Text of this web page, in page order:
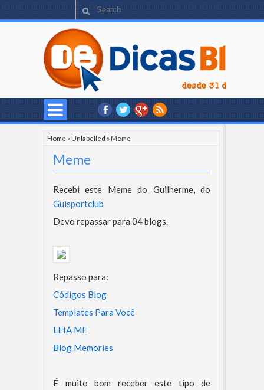
Home »Unlabelled »Meme
Meme
Recebi este Meme do Guilherme, do
Guisportclub
Devo repassar para 04 blogs.
Repasso para:
Códigos Blog
Templates Para Você
LEIA ME
Blog Memories
É muito bom receber este tipo de